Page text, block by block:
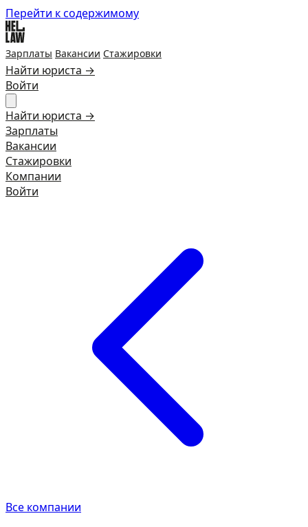
Перейти к содержимому
Зарплаты Вакансии Стажировки
Найти юриста →
Войти
Найти юриста →
Зарплаты
Вакансии
Стажировки
Компании
Войти
Все компании